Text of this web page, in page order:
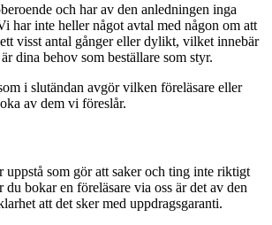
och har av den anledningen inga
har inte heller något avtal med någon om att
visst antal gånger eller dylikt, vilket innebär
dina behov som beställare som styr.
i slutändan avgör vilken föreläsare eller
av dem vi föreslår.
uppstå som gör att saker och ting inte riktigt
du bokar en föreläsare via oss är det av den
att det sker med uppdragsgaranti.